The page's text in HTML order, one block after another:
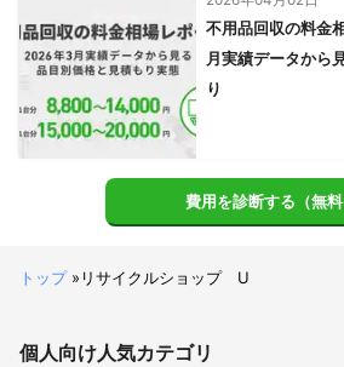
不用品回収の料金
月実績データから
り
費用を診断する（無料
トップ» リサイクルショップ U
個人向け人気カテゴリ